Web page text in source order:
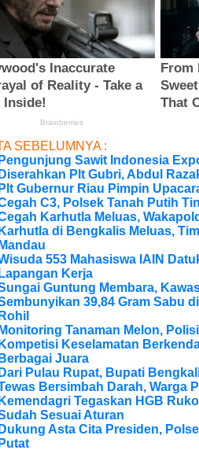
SEBELUMNYA :
Pengunjung Sawit Indonesia
Diserahkan Plt Gubri, Abdul
Plt Gubernur Riau Pimpin
C3, Polsek Tanah Putih
Karhutla Meluas,
Karhutla di Bengkalis Meluas,
Mandau
553 Mahasiswa IAIN
Lapangan Kerja
Guntung Membara,
39,84 Gram Sabu
Rohil
Monitoring Tanaman Melon,
Kompetisi Keselamatan
Berbagai Juara
Dari Pulau Rupat, Bupati
Bersimbah Darah, Warga
Kemendagri Tegaskan HGB
Sesuai Aturan
Dukung Asta Cita Presiden,
Putat